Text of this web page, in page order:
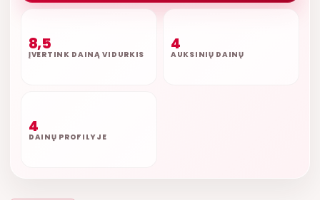
8,5
ĮVERTINK DAINĄ VIDURKIS
4
AUKSINIŲ DAINŲ
4
DAINŲ PROFILYJE